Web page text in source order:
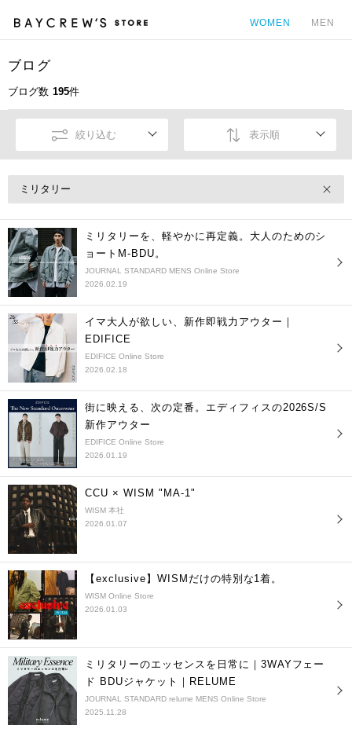
WOMEN MEN
ブログ
ブログ数 195件
絞り込む 表示順
ミリタリー
ミリタリーを、軽やかに再定義。大人のためのシ
ョートM-BDU。
JOURNAL STANDARD MENS Online Store
2026.02.19
イマ大人が欲しい、新作即戦力アウター｜
EDIFICE
EDIFICE Online Store
2026.02.18
街に映える、次の定番。エディフィスの2026S/S
新作アウター
EDIFICE Online Store
2026.01.19
CCU × WISM "MA-1"
WISM 本社
2026.01.07
【exclusive】WISMだけの特別な1着。
WISM Online Store
2026.01.03
ミリタリーのエッセンスを日常に｜3WAYフェー
ド BDUジャケット｜RELUME
JOURNAL STANDARD relume MENS Online Store
2025.11.28